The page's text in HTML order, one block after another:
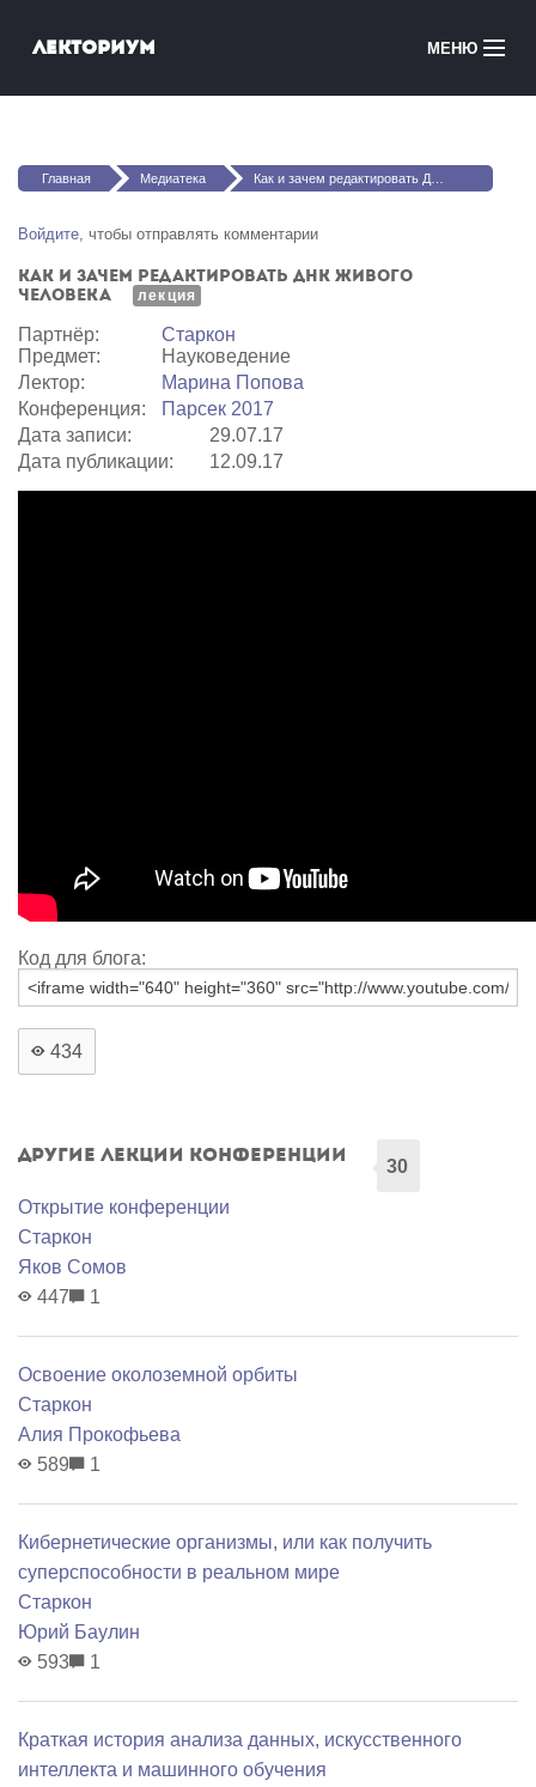
Лекториум МЕНЮ
Медиатека
Courses in English
Вы здесь
Главная Медиатека Как и зачем редактировать ДНК живого человека
Войдите, чтобы отправлять комментарии
Как и зачем редактировать ДНК живого
человека
лекция
Партнёр:
Старкон
Предмет:
Науковедение
Лектор:
Марина Попова
Конференция:
Парсек 2017
Дата записи:
29.07.17
Дата публикации:
12.09.17
Код для блога:
434
Другие лекции конференции
30
Открытие конференции
Старкон
Яков Сомов
447
1
Освоение околоземной орбиты
Старкон
Алия Прокофьева
589
1
Кибернетические организмы, или как получить
суперспособности в реальном мире
Старкон
Юрий Баулин
593
1
Краткая история анализа данных, искусственного
интеллекта и машинного обучения